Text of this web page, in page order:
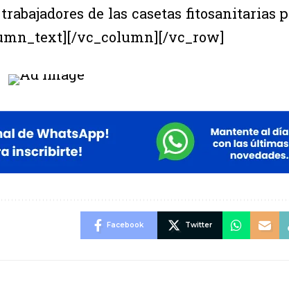
de las casetas fitosanitarias
vc_column][/vc_row]
Facebook Twitter